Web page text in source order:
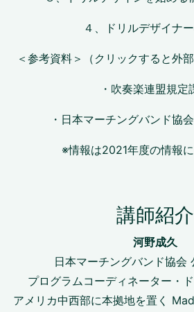
４、ドリルデザイナ
＜参考資料＞（クリックすると外
・ 吹奏楽連盟規定
・ 日本マーチングバンド協
※情報は2021年度の情報に
講師紹介
河野成久
日本マーチングバンド協会
プログラムコーディネーター・ド
アメリカ中⻄部に本拠地を置く